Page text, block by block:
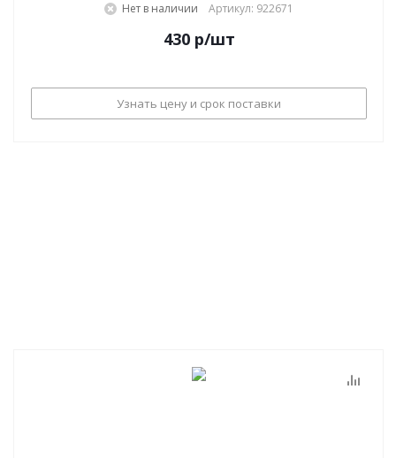
Нет в наличии Артикул: 922671
430р/шт
Узнать цену и срок поставки